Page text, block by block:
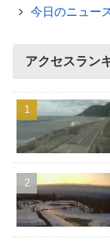
今日のニュー
アクセスラン